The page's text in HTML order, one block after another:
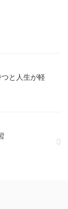
と人生が軽